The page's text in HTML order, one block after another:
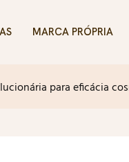
MARCA PRÓPRIA
para eficácia